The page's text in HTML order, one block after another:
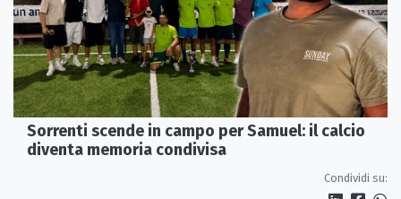
Sorrenti scende in campo per Samuel: il calcio
diventa memoria condivisa
Condividi su: